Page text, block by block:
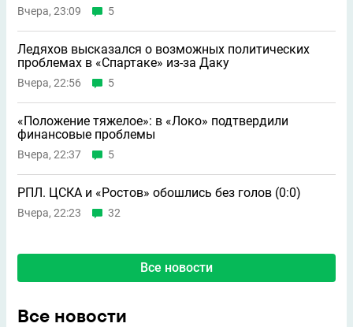
Вчера, 23:09 5
Ледяхов высказался о возможных политических
проблемах в «Спартаке» из-за Даку
Вчера, 22:56 5
«Положение тяжелое»: в «Локо» подтвердили
финансовые проблемы
Вчера, 22:37 5
РПЛ. ЦСКА и «Ростов» обошлись без голов (0:0)
Вчера, 22:23 32
Все новости
Все новости